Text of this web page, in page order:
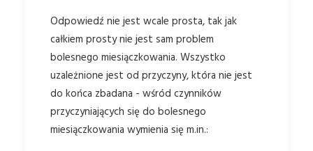
Odpowiedź nie jest wcale prosta, tak jak
całkiem prosty nie jest sam problem
bolesnego miesiączkowania. Wszystko
uzależnione jest od przyczyny, która nie jest
do końca zbadana - wśród czynników
przyczyniających się do bolesnego
miesiączkowania wymienia się m.in.: